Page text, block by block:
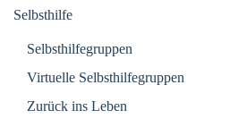
Selbsthilfe
Selbsthilfegruppen
Virtuelle Selbsthilfegruppen
Zurück ins Leben